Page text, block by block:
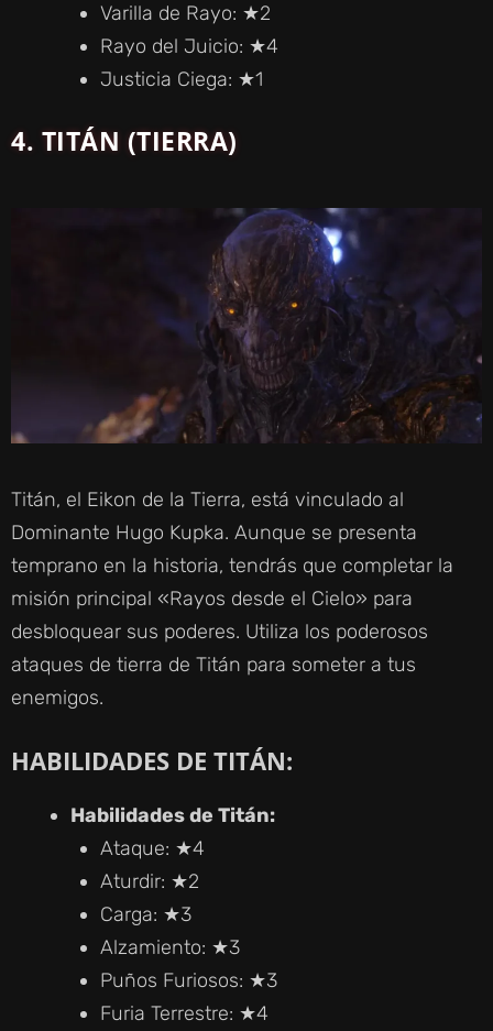
Varilla de Rayo: ★2
Rayo del Juicio: ★4
Justicia Ciega: ★1
4. TITÁN (TIERRA)
Titán, el Eikon de la Tierra, está vinculado al
Dominante Hugo Kupka. Aunque se presenta
temprano en la historia, tendrás que completar la
misión principal «Rayos desde el Cielo» para
desbloquear sus poderes. Utiliza los poderosos
ataques de tierra de Titán para someter a tus
enemigos.
HABILIDADES DE TITÁN:
Habilidades de Titán:
Ataque: ★4
Aturdir: ★2
Carga: ★3
Alzamiento: ★3
Puños Furiosos: ★3
Furia Terrestre: ★4